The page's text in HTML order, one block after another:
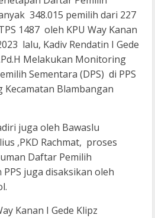
348.015 pemilih dari 227
1487 oleh KPU Way Kanan
lalu, Kadiv Rendatin I Gede
Melakukan Monitoring
Sementara (DPS) di PPS
Kecamatan Blambangan
juga oleh Bawaslu
,PKD Rachmat, proses
Daftar Pemilih
PPS juga disaksikan oleh
Kanan I Gede Klipz